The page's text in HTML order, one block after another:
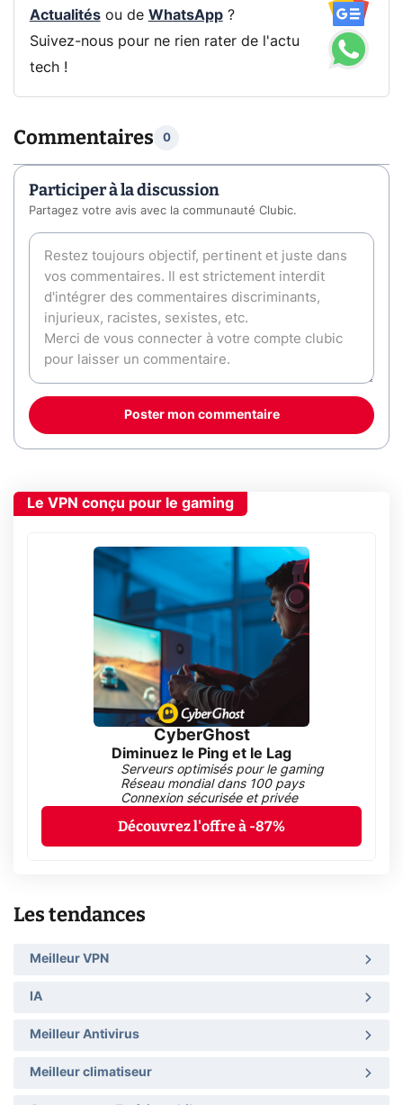
Actualitésou de WhatsApp?
Suivez-nous pour ne rien rater de l'actu
tech !
Commentaires 0
Participer à la discussion
Partagez votre avis avec la communauté Clubic.
Poster mon commentaire
Le VPN conçu pour le gaming
CyberGhost
Diminuez le Ping et le Lag
Serveurs optimisés pour le gaming
Réseau mondial dans 100 pays
Connexion sécurisée et privée
Découvrez l'offre à -87%
Les tendances
Meilleur VPN
IA
Meilleur Antivirus
Meilleur climatiseur